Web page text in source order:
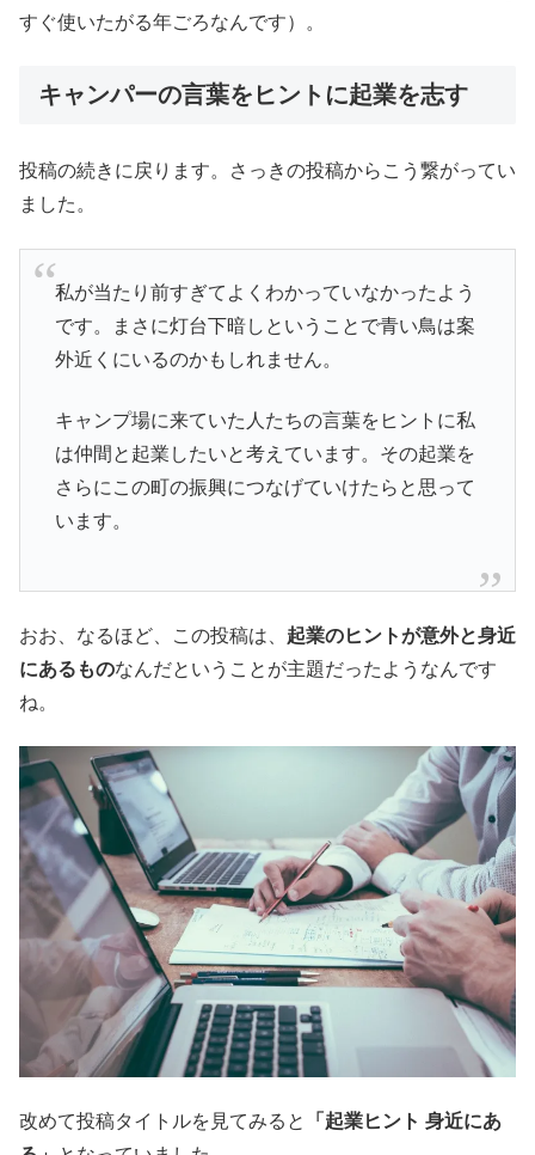
すぐ使いたがる年ごろなんです）。
キャンパーの言葉をヒントに起業を志す
投稿の続きに戻ります。さっきの投稿からこう繋がってい
ました。
私が当たり前すぎてよくわかっていなかったよう
です。まさに灯台下暗しということで青い鳥は案
外近くにいるのかもしれません。
キャンプ場に来ていた人たちの言葉をヒントに私
は仲間と起業したいと考えています。その起業を
さらにこの町の振興につなげていけたらと思って
います。
おお、なるほど、この投稿は、 起業のヒントが意外と身近
にあるものなんだということが主題だったようなんです
ね。
改めて投稿タイトルを見てみると
「起業ヒント 身近にあ